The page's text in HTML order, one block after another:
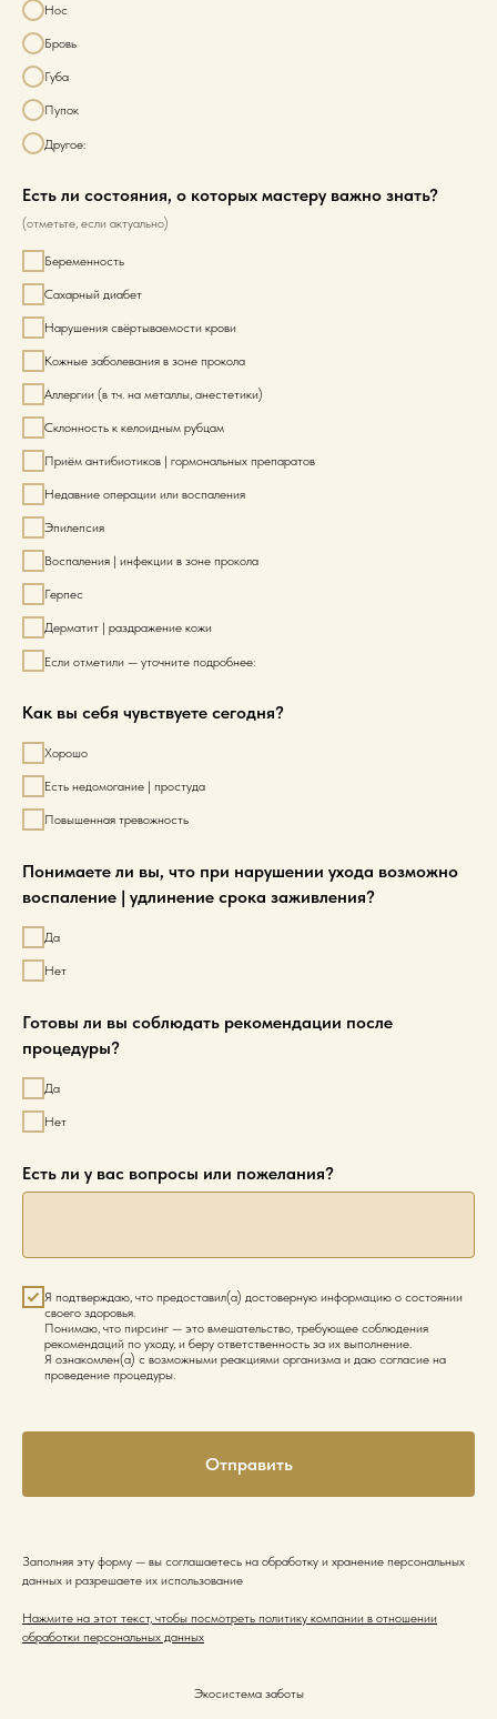
Нос
Бровь
Губа
Пупок
Другое:
Есть ли состояния, о которых мастеру важно знать?
(отметьте, если актуально)
Беременность
Сахарный диабет
Нарушения свёртываемости крови
Кожные заболевания в зоне прокола
Аллергии (в т.ч. на металлы, анестетики)
Склонность к келоидным рубцам
Приём антибиотиков | гормональных препаратов
Недавние операции или воспаления
Эпилепсия
Воспаления | инфекции в зоне прокола
Герпес
Дерматит | раздражение кожи
Если отметили — уточните подробнее:
Как вы себя чувствуете сегодня?
Хорошо
Есть недомогание | простуда
Повышенная тревожность
Понимаете ли вы, что при нарушении ухода возможно
воспаление | удлинение срока заживления?
Да
Нет
Готовы ли вы соблюдать рекомендации после
процедуры?
Да
Нет
Есть ли у вас вопросы или пожелания?
Я подтверждаю, что предоставил(а) достоверную информацию о состоянии
своего здоровья.
Понимаю, что пирсинг — это вмешательство, требующее соблюдения
рекомендаций по уходу, и беру ответственность за их выполнение.
Я ознакомлен(а) с возможными реакциями организма и даю согласие на
проведение процедуры.
Отправить
Заполняя эту форму — вы соглашаетесь на обработку и хранение персональных
данных и разрешаете их использование
Нажмите на этот текст, чтобы посмотреть политику компании в отношении
обработки персональных данных
Экосистема заботы